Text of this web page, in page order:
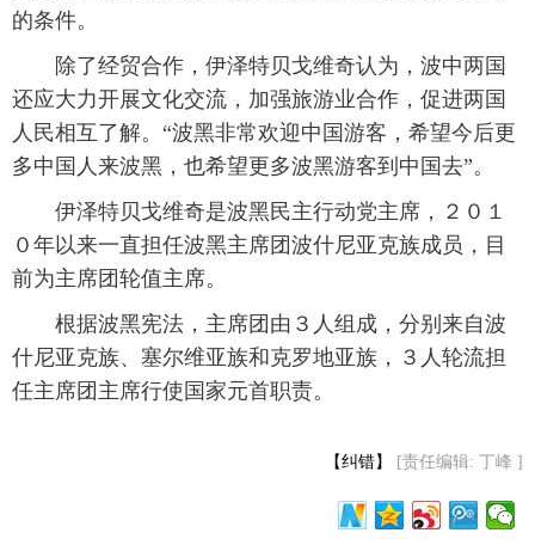
的条件。
除了经贸合作，伊泽特贝戈维奇认为，波中两国
还应大力开展文化交流，加强旅游业合作，促进两国
人民相互了解。“波黑非常欢迎中国游客，希望今后更
多中国人来波黑，也希望更多波黑游客到中国去”。
伊泽特贝戈维奇是波黑民主行动党主席，２０１
０年以来一直担任波黑主席团波什尼亚克族成员，目
前为主席团轮值主席。
根据波黑宪法，主席团由３人组成，分别来自波
什尼亚克族、塞尔维亚族和克罗地亚族，３人轮流担
任主席团主席行使国家元首职责。
【纠错】 [责任编辑: 丁峰 ]